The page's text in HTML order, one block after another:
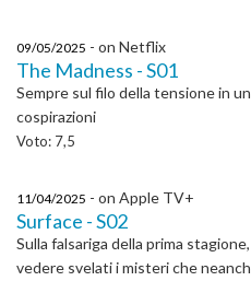
09/05/2025 - on Netflix
The Madness - S01
Sempre sul filo della tensione in
cospirazioni
Voto: 7,5
11/04/2025 - on Apple TV+
Surface - S02
Sulla falsariga della prima
vedere svelati i misteri che